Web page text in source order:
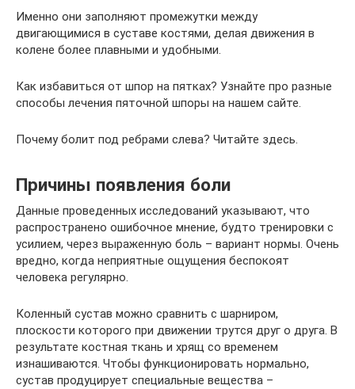
Именно они заполняют промежутки между
двигающимися в суставе костями, делая движения в
колене более плавными и удобными.
Как избавиться от шпор на пятках? Узнайте про разные
способы лечения пяточной шпоры на нашем сайте.
Почему болит под ребрами слева? Читайте здесь.
Причины появления боли
Данные проведенных исследований указывают, что
распространено ошибочное мнение, будто тренировки с
усилием, через выраженную боль – вариант нормы. Очень
вредно, когда неприятные ощущения беспокоят
человека регулярно.
Коленный сустав можно сравнить с шарниром,
плоскости которого при движении трутся друг о друга. В
результате костная ткань и хрящ со временем
изнашиваются. Чтобы функционировать нормально,
сустав продуцирует специальные вещества –